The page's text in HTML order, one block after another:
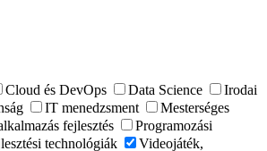
Cloud és DevOps Data Science
Irodai
IT menedzsment
Mesterséges
fejlesztés
Programozási
technológiák
Videojáték,